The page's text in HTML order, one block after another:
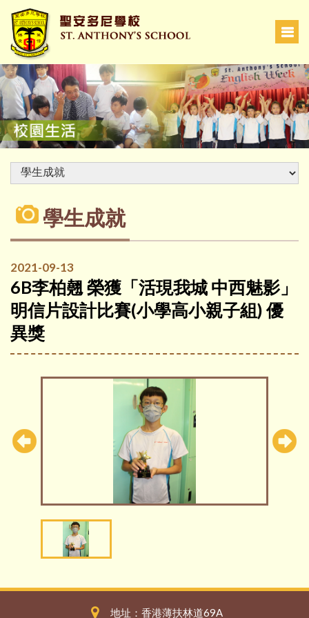
學生成就
2021-09-13
6B李柏翹 榮獲「活現我城 中西魅影」
明信片設計比賽(小學高小親子組) 優
異獎
地址：香港薄扶林道69A